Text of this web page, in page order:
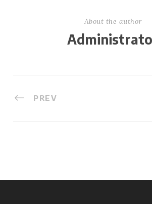
About the author
PREV